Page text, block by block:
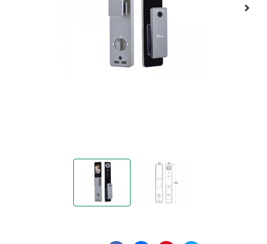
Khóa Thông Minh Nhận Diện Khuôn Mặt Face
Khóa Thông Minh Nhận Diện